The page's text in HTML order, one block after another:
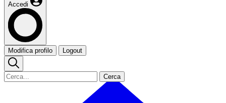
Accedi
Modifica profilo Logout
Cerca